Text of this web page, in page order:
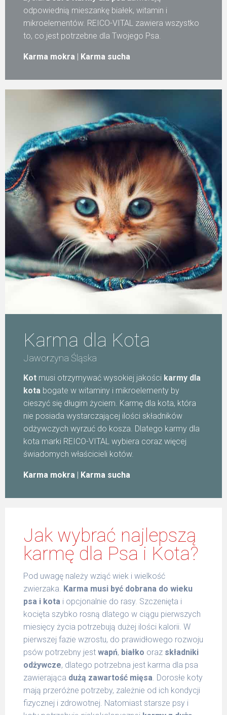
odpowiednią mieszankę białek, witamin i
mikroelementów. REICO-VITAL zawiera wszystko
to, co jest potrzebne dla Twojego Psa.
Karma mokra | Karma sucha
Karma dla Kota
Jaworzyna Śląska
Kot musi otrzymywać wysokiej jakości karmy dla
kota bogate w witaminy i mikroelementy by
cieszyć się długim życiem. Karmę dla kota, która
nie posiada wystarczającej ilości składników
odżywczych wyrzuć do kosza. Dlatego karmy dla
kota marki REICO-VITAL wybiera coraz więcej
świadomych właścicieli kotów.
Karma mokra Karma sucha
Jak wybrać najlepszą
karmę dla Psa i Kota?
Pod uwagę należy wziąć wiek i wielkość
zwierzaka. Karma musi być dobrana do wieku
psa i kota i opcjonalnie do rasy. Szczenięta i
kocięta szybko rosną dlatego w ciągu pierwszych
miesięcy życia potrzebują dużej ilości kalorii. W
pierwszej fazie wzrostu, do prawidłowego rozwoju
psów potrzebny jest wapń, białko oraz składniki
odżywcze, dlatego potrzebna jest karma dla psa
zawierająca dużą zawartość mięsa . Dorosłe koty
mają przeróżne potrzeby, zależnie od ich kondycji
fizycznej i zdrowotnej. Natomiast starsze psy i